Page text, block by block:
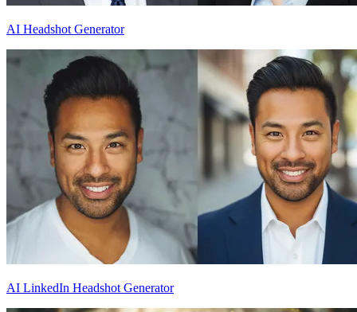
AI Headshot Generator
AI LinkedIn Headshot Generator